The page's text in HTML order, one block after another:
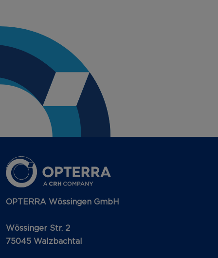
OPTERRA Wössingen GmbH
Wössinger Str. 2
75045 Walzbachtal